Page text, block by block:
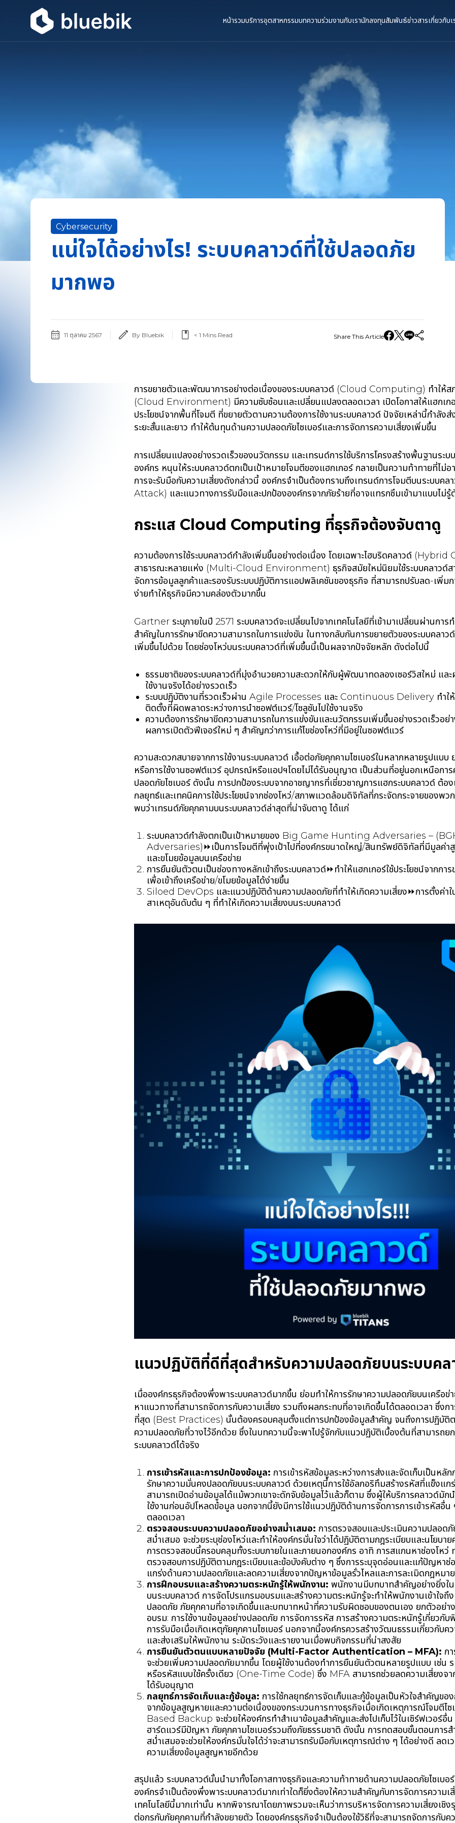
หน้ารวมบริการอุตสาหกรรมบทความร่วมงานกับเรานักลงทุนสัมพันธ์ข่าวสารเกี่ยวกับเ
Cybersecurity
แน่ใจได้อย่างไร! ระบบคลาวด์ที่ใช้ปลอดภัย
มากพอ
11 ตุลาคม 2567 By Bluebik < 1 Mins Read Share This Article
การขยายตัวและพัฒนาการอย่างต่อเนื่องของระบบคลาวด์ (Cloud Computing) ทำให้
(Cloud Environment) มีความซับซ้อนและเปลี่ยนแปลงตลอดเวลา เปิดโอกาสให้แฮกเก
ประโยชน์จากพื้นที่โจมตี ที่ขยายตัวตามความต้องการใช้งานระบบคลาวด์ ปัจจัยเหล่านี้กำลัง
ระยะสั้นและยาว ทำให้ต้นทุนด้านความปลอดภัยไซเบอร์และการจัดการความเสี่ยงเพิ่มขึ้น
การเปลี่ยนแปลงอย่างรวดเร็วของนวัตกรรม และเทรนด์การใช้บริการโครงสร้างพื้นฐานระ
องค์กร หนุนให้ระบบคลาวด์ตกเป็นเป้าหมายโจมตีของแฮกเกอร์ กลายเป็นความท้าทายที่ไม่อ
การจะรับมือกับความเสี่ยงดังกล่าวนี้ องค์กรจำเป็นต้องทราบถึงเทรนด์การโจมตีบนระบบ
Attack) และแนวทางการรับมือและปกป้ององค์กรจากภัยร้ายที่อาจแทรกซึมเข้ามาแบบไม่
กระแส Cloud Computing ที่ธุรกิจต้องจับตาดู
ความต้องการใช้ระบบคลาวด์กำลังเพิ่มขึ้นอย่างต่อเนื่อง โดยเฉพาะไฮบริดคลาวด์ (Hybrid
สาธารณะหลายแห่ง (Multi-Cloud Environment) ธุรกิจสมัยใหม่นิยมใช้ระบบคลาวด์
จัดการข้อมูลลูกค้าและรองรับระบบปฏิบัติการแอปพลิเคชันของธุรกิจ ที่สามารถปรับลด-เพิ่มก
ง่ายทำให้ธุรกิจมีความคล่องตัวมากขึ้น
Gartner ระบุภายในปี 2571 ระบบคลาวด์จะเปลี่ยนไปจากเทคโนโลยีที่เข้ามาเปลี่ยนผ่านการ
สำคัญในการรักษาขีดความสามารถในการแข่งขัน ในทางกลับกันการขยายตัวของระบบคลา
เพิ่มขึ้นไปด้วย โดยช่องโหว่บนระบบคลาวด์ที่เพิ่มขึ้นนี้เป็นผลจากปัจจัยหลัก ดังต่อไปนี้
ธรรมชาติของระบบคลาวด์ที่มุ่งอำนวยความสะดวกให้กับผู้พัฒนาทดลองเซอร์วิสใหม่ และ
ใช้งานจริงได้อย่างรวดเร็ว
ระบบปฏิบัติงานที่รวดเร็วผ่าน Agile Processes และ Continuous Delivery ทำให้
ติดตั้งที่ผิดพลาดระหว่างการนำซอฟต์แวร์/โซลูชันไปใช้งานจริง
ความต้องการรักษาขีดความสามารถในการแข่งขันและนวัตกรรมเพิ่มขึ้นอย่างรวดเร็วอย่
ผลการเปิดตัวฟีเจอร์ใหม่ ๆ สำคัญกว่าการแก้ไขช่องโหว่ที่มีอยู่ในซอฟต์แวร์
ความสะดวกสบายจากการใช้งานระบบคลาวด์ เอื้อต่อภัยคุกคามไซเบอร์ในหลากหลายรูปแ
หรือการใช้งานซอฟต์แวร์ อุปกรณ์หรือแอปฯโดยไม่ได้รับอนุญาต เป็นส่วนที่อยู่นอกเหนือกา
ปลอดภัยไซเบอร์ ดังนั้น การปกป้องระบบจากอาชญากรที่เชี่ยวชาญการแฮกระบบคลาวด์ ต้อง
กลยุทธ์และเทคนิคการใช้ประโยชน์จากช่องโหว่/สภาพแวดล้อมดิจิทัลที่กระจัดกระจายของพ
พบว่าเทรนด์ภัยคุกคามบนระบบคลาวด์ล่าสุดที่น่าจับตาดู ได้แก่
ระบบคลาวด์กำลังตกเป็นเป้าหมายของ Big Game Hunting Adversaries –
Adversaries)⏩เป็นการโจมตีที่พุ่งเป้าไปที่องค์กรขนาดใหญ่/สินทรัพย์ดิจิทัลที่มีมูลค่าสู
และขโมยข้อมูลบนเครือข่าย
การยืนยันตัวตนเป็นช่องทางหลักเข้าถึงระบบคลาวด์⏩ทำให้แฮกเกอร์ใช้ประโยชน์จากกา
เพื่อเข้าถึงเครือข่าย/ขโมยข้อมูลได้ง่ายขึ้น
Siloed DevOps และแนวปฏิบัติด้านความปลอดภัยที่ทำให้เกิดความเสี่ยง⏩การตั้งค่า
สาเหตุอันดับต้น ๆ ที่ทำให้เกิดความเสี่ยงบนระบบคลาวด์
แนวปฏิบัติที่ดีที่สุดสำหรับความปลอดภัยบนระบบคล
เมื่อองค์กรธุรกิจต้องพึ่งพาระบบคลาวด์มากขึ้น ย่อมทำให้การรักษาความปลอดภัยบนเครือข่
หาแนวทางที่สามารถจัดการกับความเสี่ยง รวมถึงผลกระทบที่อาจเกิดขึ้นได้ตลอดเวลา ซึ่ง
ที่สุด (Best Practices) นั้นต้องครอบคลุมตั้งแต่การปกป้องข้อมูลสำคัญ จนถึงการปฏิบัติต
ความปลอดภัยที่วางไว้อีกด้วย ซึ่งในบทความนี้จะพาไปรู้จักกับแนวปฏิบัติเบื้องต้นที่สามารถย
ระบบคลาวด์ได้จริง
การเข้ารหัสและการปกป้องข้อมูล: การเข้ารหัสข้อมูลระหว่างการส่งและจัดเก็บเป็นห
รักษาความมั่นคงปลอดภัยบนระบบคลาวด์ ด้วยเหตุนี้การใช้อัลกอริทึมสร้างรหัสที่แข็งแก
สามารถเปิดอ่านข้อมูลได้แม้พวกเขาจะดักจับข้อมูลไว้แล้วก็ตาม ซึ่งผู้ให้บริการคลาวด์มัก
ใช้งานก่อนอัปโหลดข้อมูล นอกจากนี้ยังมีการใช้แนวปฏิบัติด้านการจัดการการเข้ารหัสอื่น
ตลอดเวลา
ตรวจสอบระบบความปลอดภัยอย่างสม่ำเสมอ: การตรวจสอบและประเมินความปลอด
สม่ำเสมอ จะช่วยระบุช่องโหว่และทำให้องค์กรมั่นใจว่าได้ปฏิบัติตามกฎระเบียบและนโยบา
การตรวจสอบนี้ครอบคลุมทั้งระบบภายในและภายนอกองค์กร อาทิ การสแกนหาช่องโหว่ ท
ตรวจสอบการปฏิบัติตามกฎระเบียบและข้อบังคับต่าง ๆ ซึ่งการระบุจุดอ่อนและแก้ปัญหาช่
แกร่งด้านความปลอดภัยและลดความเสี่ยงจากปัญหาข้อมูลรั่วไหลและการละเมิดกฎหม
การฝึกอบรบและสร้างความตระหนักรู้ให้พนักงาน:พนักงานมีบทบาทสำคัญอย่างยิ่งใ
บนระบบคลาวด์ การจัดโปรแกรมอบรมและสร้างความตระหนักรู้จะทำให้พนักงานเข้าใจ
ปลอดภัย ภัยคุกคามที่อาจเกิดขึ้นและบทบาทหน้าที่ความรับผิดชอบของตนเอง ยกตัวอย่า
อบรม: การใช้งานข้อมูลอย่างปลอดภัย การจัดการรหัส การสร้างความตระหนักรู้เกี่ยว
การรับมือเมื่อเกิดเหตุภัยคุกคามไซเบอร์ นอกจากนี้องค์กรควรสร้างวัฒนธรรมเกี่ยวกับค
และส่งเสริมให้พนักงาน ระมัดระวังและรายงานเมื่อพบกิจกรรมที่น่าสงสัย
การยืนยันตัวตนแบบหลายปัจจัย (Multi-Factor Authentication – MFA): ก
จะช่วยเพิ่มความปลอดภัยมากขึ้น โดยผู้ใช้งานต้องทำการยืนยันตัวตนหลายรูปแบบ เช่น
หรือรหัสแบบใช้ครั้งเดียว (One-Time Code) ซึ่ง MFA สามารถช่วยลดความเสี่ยงจาก
ได้รับอนุญาต
กลยุทธ์การจัดเก็บและกู้ข้อมูล: การใช้กลยุทธ์การจัดเก็บและกู้ข้อมูลเป็นหัวใจสำคัญขอ
จากข้อมูลสูญหายและความต่อเนื่องของกระบวนการทางธุรกิจเมื่อเกิดเหตุการณ์โจมตีไ
Based Backup จะช่วยให้องค์กรทำสำเนาข้อมูลสำคัญและส่งไปเก็บไว้ในเซิร์ฟเวอร์อื่
ฮาร์ดแวร์มีปัญหา ภัยคุกคามไซเบอร์รวมถึงภัยธรรมชาติ ดังนั้น การทดสอบขั้นตอนการส
สม่ำเสมอจะช่วยให้องค์กรมั่นใจได้ว่าจะสามารถรับมือกับเหตุการณ์ต่าง ๆ ได้อย่างดี ลดเ
ความเสี่ยงข้อมูลสูญหายอีกด้วย
สรุปแล้ว ระบบคลาวด์นั้นนำมาทั้งโอกาสทางธุรกิจและความท้าทายด้านความปลอดภัยไซเบ
องค์กรจำเป็นต้องพึ่งพาระบบคลาวด์มากเท่าใดก็ยิ่งต้องให้ความสำคัญกับการจัดการความเ
เทคโนโลยีนี้มากเท่านั้น หากพิจารณาโดยภาพรวมจะเห็นว่าการบริหารจัดการความเสี่ยงเชิ
ต่อกรกับภัยคุกคามที่กำลังขยายตัว โดยองค์กรธุรกิจจำเป็นต้องใช้วิธีที่จะสามารถจัดการกับค